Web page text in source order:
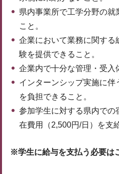
県内事業所で工学分野の就
こと。
企業において業務に関す
験を提供できること。
企業内で十分な管理・受入
インターンシップ実施に伴
を負担できること。
参加学生に対する県内で
在費用（2,500円/日）を支
※学生に給与を支払う必要は